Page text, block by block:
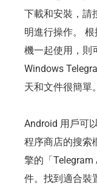
下載和安裝，請
明進行操作。
機一起使用，則
Windows
天和文件很簡單。
Android 用戶可
程序商店的搜索
擎的「Telegram
件。找到適合裝